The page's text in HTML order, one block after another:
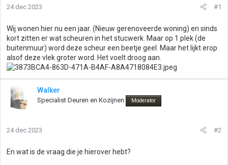
24 dec 2023 #1
Wij wonen hier nu een jaar. (Nieuw gerenoveerde woning) en sinds
kort zitten er wat scheuren in het stucwerk. Maar op 1 plek (de
buitenmuur) word deze scheur een beetje geel. Maar het lijkt erop
alsof deze vlek groter word. Het voelt droog aan.
Walker
Specialist Deuren en Kozijnen Moderator
24 dec 2023 #2
En wat is de vraag die je hierover hebt?